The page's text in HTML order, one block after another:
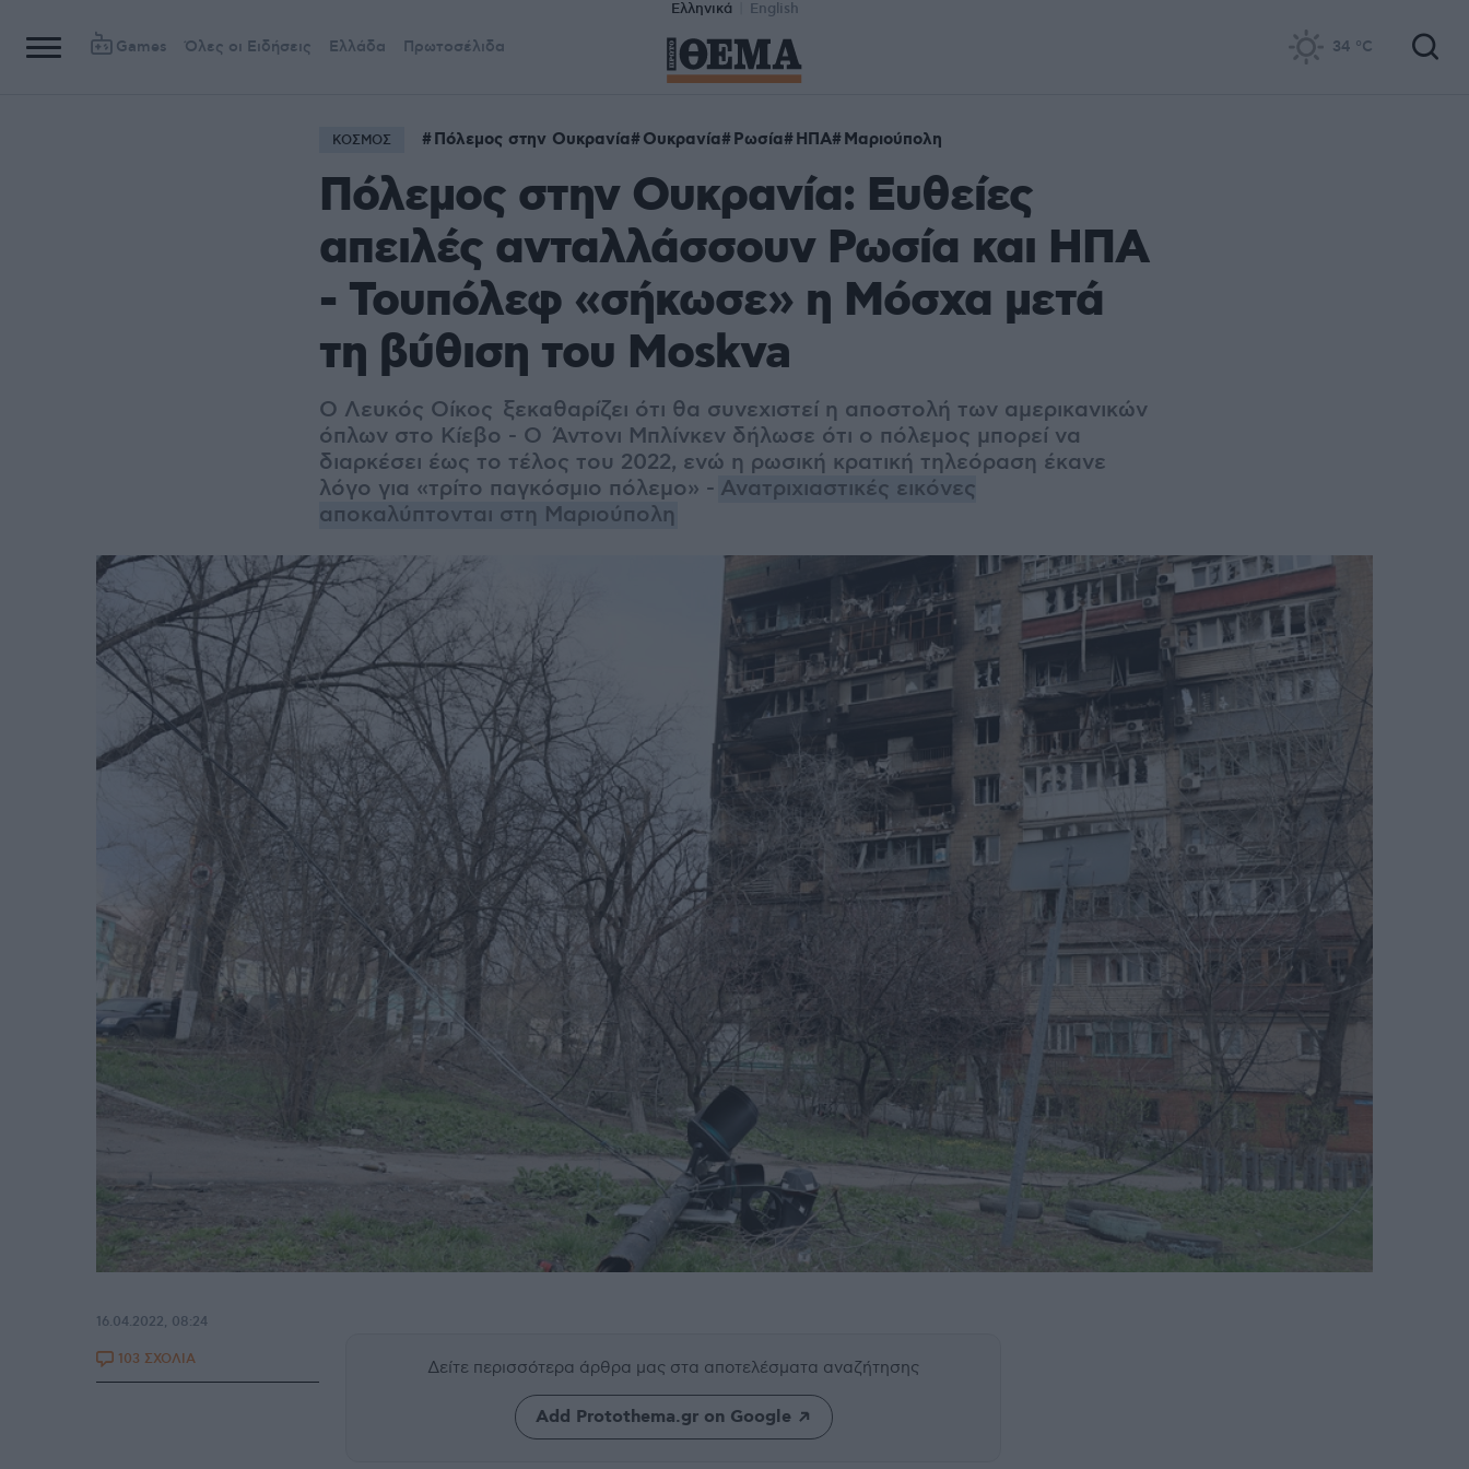
Ελληνικά English
Games Όλες οι Ειδήσεις Ελλάδα Πρωτοσέλιδα 34 °C
ΚΟΣΜΟΣ Πόλεμος στην Ουκρανία Ουκρανία Ρωσία ΗΠΑ Μαριούπολη
Πόλεμος στην Ουκρανία: Ευθείες
απειλές ανταλλάσσουν Ρωσία και ΗΠΑ
- Τουπόλεφ «σήκωσε» η Μόσχα μετά
τη βύθιση του Moskva
Ο Λευκός Οίκος ξεκαθαρίζει ότι θα συνεχιστεί η αποστολή των αμερικανικών
όπλων στο Κίεβο - Ο Άντονι Μπλίνκεν δήλωσε ότι ο πόλεμος μπορεί να
διαρκέσει έως το τέλος του 2022, ενώ η ρωσική κρατική τηλεόραση έκανε
λόγο για «τρίτο παγκόσμιο πόλεμο» - Ανατριχιαστικές εικόνες
αποκαλύπτονται στη Μαριούπολη
Δείτε περισσότερα άρθρα μας στα αποτελέσματα αναζήτησης
Add Protothema.gr on Google
16.04.2022, 08:24
103 ΣΧΟΛΙΑ